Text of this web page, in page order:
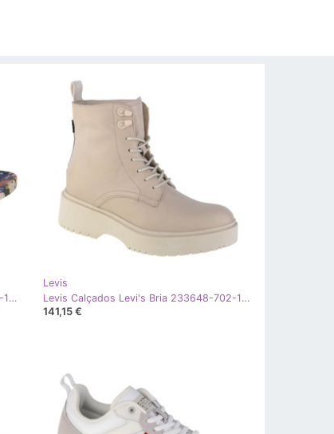
Levis Levi's June Stamp S 234223-753-17 chinelos bege preto azul laranja verde
Levis
Levis Calçados Levi's Bria 233648-702-100 bege
141,15 €